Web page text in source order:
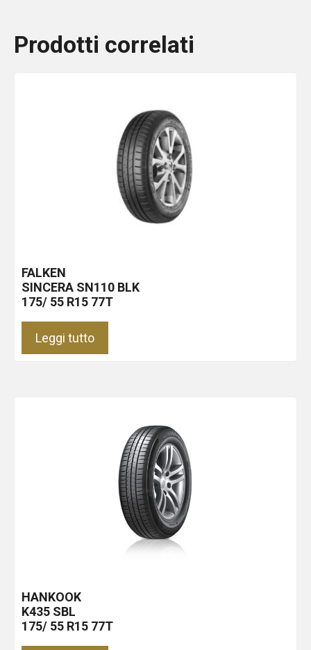
Prodotti correlati
FALKEN
SINCERA SN110 BLK
175/ 55 R15 77T
Leggi tutto
HANKOOK
K435 SBL
175/ 55 R15 77T